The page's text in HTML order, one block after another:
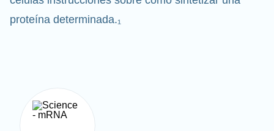
células instrucciones sobre cómo sintetizar una
proteína determinada.₁